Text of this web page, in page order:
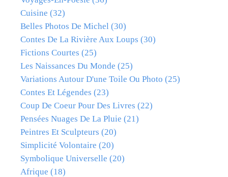
Cuisine (32)
Belles Photos De Michel (30)
Contes De La Rivière Aux Loups (30)
Fictions Courtes (25)
Les Naissances Du Monde (25)
Variations Autour D'une Toile Ou Photo (25)
Contes Et Légendes (23)
Coup De Coeur Pour Des Livres (22)
Pensées Nuages De La Pluie (21)
Peintres Et Sculpteurs (20)
Simplicité Volontaire (20)
Symbolique Universelle (20)
Afrique (18)